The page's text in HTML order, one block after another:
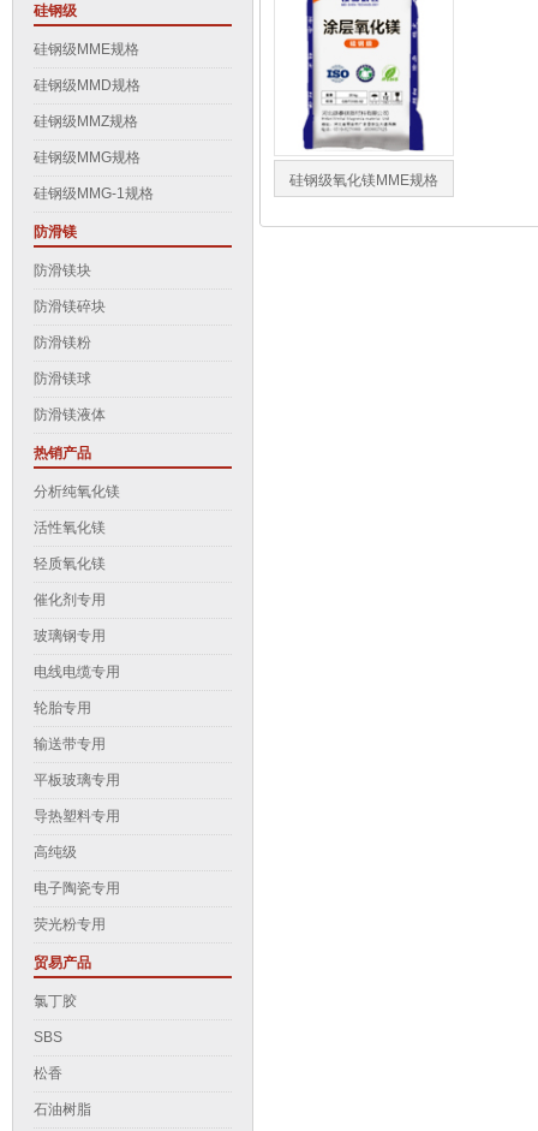
硅钢级
硅钢级MME规格
硅钢级MMD规格
硅钢级MMZ规格
硅钢级MMG规格
硅钢级MMG-1规格
防滑镁
防滑镁块
防滑镁碎块
防滑镁粉
防滑镁球
防滑镁液体
热销产品
分析纯氧化镁
活性氧化镁
轻质氧化镁
催化剂专用
玻璃钢专用
电线电缆专用
轮胎专用
输送带专用
平板玻璃专用
导热塑料专用
高纯级
电子陶瓷专用
荧光粉专用
贸易产品
氯丁胶
SBS
松香
石油树脂
硅钢级氧化镁MME规格